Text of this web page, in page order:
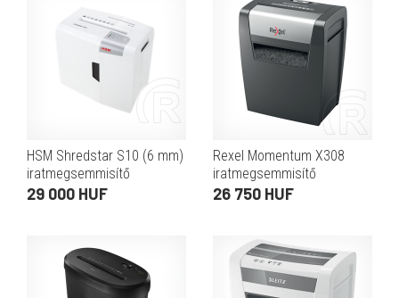
HSM Shredstar S10 (6 mm)
iratmegsemmisítő
29 000 HUF
Rexel Momentum X308
iratmegsemmisítő
26 750 HUF